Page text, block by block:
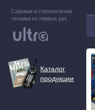
Садовая и строительная
техника из первых рук
Каталог
продукции